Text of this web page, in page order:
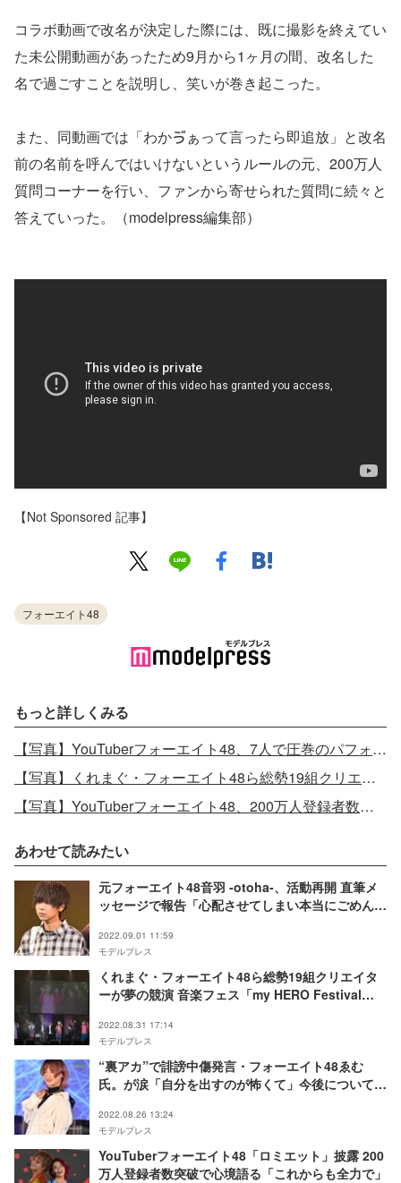
コラボ動画で改名が決定した際には、既に撮影を終えてい
た未公開動画があったため9月から1ヶ月の間、改名した
名で過ごすことを説明し、笑いが巻き起こった。
また、同動画では「わかゔぁって言ったら即追放」と改名
前の名前を呼んではいけないというルールの元、200万人
質問コーナーを行い、ファンから寄せられた質問に続々と
答えていった。（modelpress編集部）
【Not Sponsored 記事】
フォーエイト48
もっと詳しくみる
【写真】YouTuberフォーエイト48、7人で圧巻のパフォーマンス
【写真】くれまぐ・フォーエイト48ら総勢19組クリエイターが夢の競演
【写真】YouTuberフォーエイト48、200万人登録者数突破で心境語る「これからも全力で」
あわせて読みたい
元フォーエイト48音羽 ‐otoha‐、活動再開 直筆メ
ッセージで報告「心配させてしまい本当にごめんな
2022.09.01 11:59
モデルプレス
くれまぐ・フォーエイト48ら総勢19組クリエイタ
ーが夢の競演 音楽フェス「my HERO Festival
2022.08.31 17:14
モデルプレス
“裏アカ”で誹謗中傷発言・フォーエイト48ゑむ
氏。が涙「自分を出すのが怖くて」今後についても
2022.08.26 13:24
モデルプレス
YouTuberフォーエイト48「ロミエット」披露 200
万人登録者数突破で心境語る「これからも全力で」